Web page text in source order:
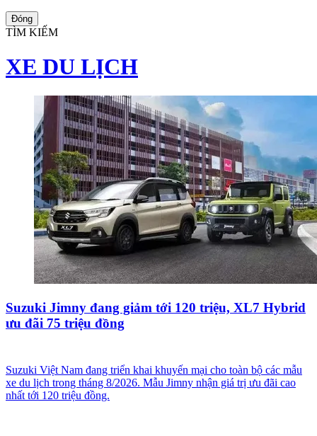
Đóng
TÌM KIẾM
XE DU LỊCH
Suzuki Jimny đang giảm tới 120 triệu, XL7 Hybrid
ưu đãi 75 triệu đồng
Suzuki Việt Nam đang triển khai khuyến mại cho toàn bộ các mẫu
xe du lịch trong tháng 8/2026. Mẫu Jimny nhận giá trị ưu đãi cao
nhất tới 120 triệu đồng.